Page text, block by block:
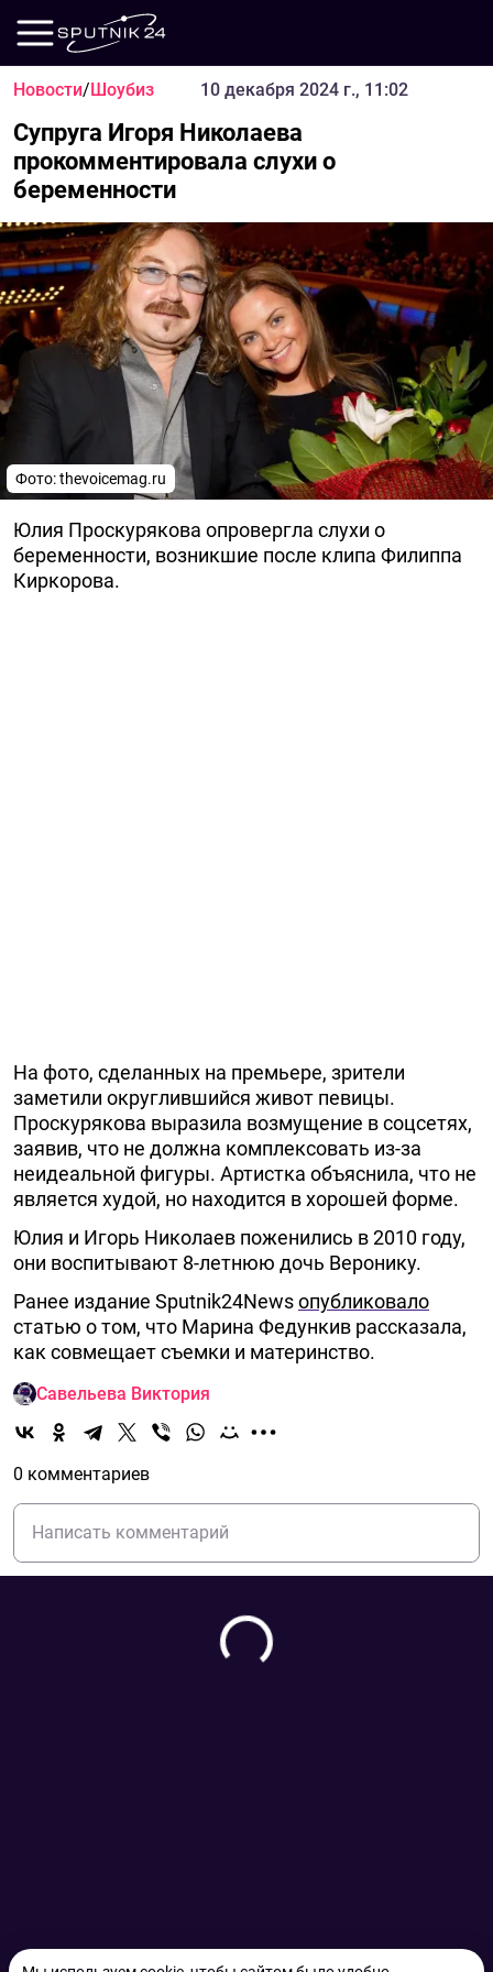
Новости/Шоубиз 10 декабря 2024 г., 11:02
Супруга Игоря Николаева
прокомментировала слухи о
беременности
Фото: thevoicemag.ru
Юлия Проскурякова опровергла слухи о
беременности, возникшие после клипа Филиппа
Киркорова.
На фото, сделанных на премьере, зрители
заметили округлившийся живот певицы.
Проскурякова выразила возмущение в соцсетях,
заявив, что не должна комплексовать из-за
неидеальной фигуры. Артистка объяснила, что не
является худой, но находится в хорошей форме.
Юлия и Игорь Николаев поженились в 2010 году,
они воспитывают 8-летнюю дочь Веронику.
Ранее издание Sputnik24Newsопубликовало
статью о том, что Марина Федункив рассказала,
как совмещает съемки и материнство.
Савельева Виктория
0 комментариев